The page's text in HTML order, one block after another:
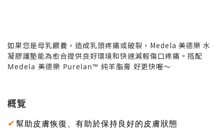
如果您是母乳餵養，造成乳頭疼痛或破裂，Medela 美德樂 水
凝膠護墊能為愈合提供良好環境和快速減輕傷口疼痛。搭配
Medela 美德樂 Purelan™ 純羊脂膏 好更快喔～
概覽
✔ 幫助皮膚恢復、有助於保持良好的皮膚狀態